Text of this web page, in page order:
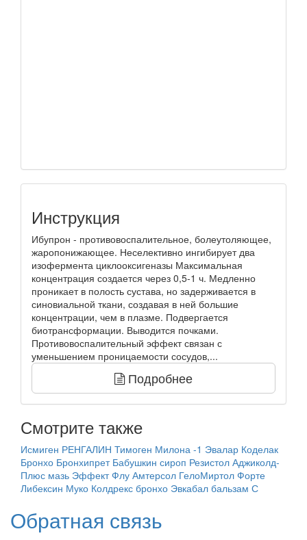
Инструкция
Ибупрон - противовоспалительное, болеутоляющее,
жаропонижающее. Неселективно ингибирует два
изофермента циклооксигеназы Максимальная
концентрация создается через 0,5-1 ч. Медленно
проникает в полость сустава, но задерживается в
синовиальной ткани, создавая в ней большие
концентрации, чем в плазме. Подвергается
биотрансформации. Выводится почками.
Противовоспалительный эффект связан с
уменьшением проницаемости сосудов,...
Подробнее
Смотрите также
Исмиген РЕНГАЛИН Тимоген Милона -1 Эвалар Коделак
Бронхо Бронхипрет Бабушкин сироп Резистол Аджиколд-
Плюс мазь Эффект Флу Амтерсол ГелоМиртол Форте
Либексин Муко Колдрекс бронхо Эвкабал бальзам С
Обратная связь